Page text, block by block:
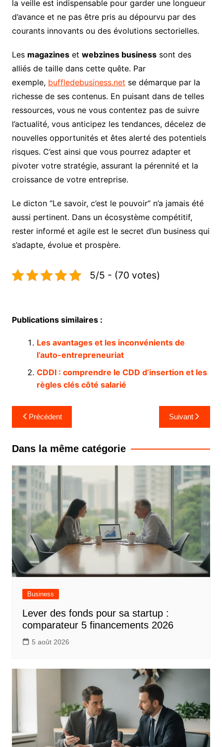
la veille est indispensable pour garder une longueur
d’avance et ne pas être pris au dépourvu par des
courants innovants ou des évolutions sectorielles.
Les magazineset webzines businesssont des
alliés de taille dans cette quête. Par
exemple, buffledebusiness.net se démarque par la
richesse de ses contenus. En puisant dans de telles
ressources, vous ne vous contentez pas de suivre
l’actualité, vous anticipez les tendances, décelez de
nouvelles opportunités et êtes alerté des potentiels
risques. C’est ainsi que vous pourrez adapter et
pivoter votre stratégie, assurant la pérennité et la
croissance de votre entreprise.
Le dicton “Le savoir, c’est le pouvoir” n’a jamais été
aussi pertinent. Dans un écosystème compétitif,
rester informé et agile est le secret d’un business qui
s’adapte, évolue et prospère.
5/5 - (70 votes)
Publications similaires :
Les avantages et les inconvénients de
l’auto-entrepreneuriat
CDDI : comprendre le CDD d’insertion et les
règles clés côté salarié
Navigation
de
l’article
Précédent Suivant
Dans la même catégorie
Business
Lever des fonds pour sa startup :
comparateur 5 financements 2026
5 août 2026